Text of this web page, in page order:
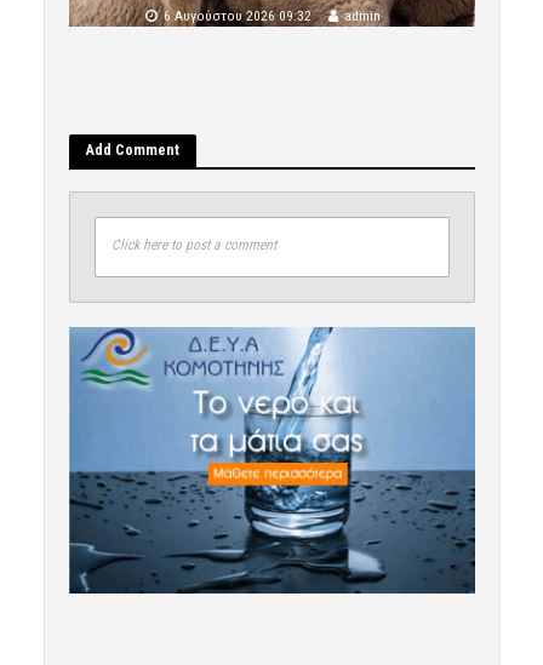
6 Αυγούστου 2026 09:32 admin
Add Comment
Click here to post a comment